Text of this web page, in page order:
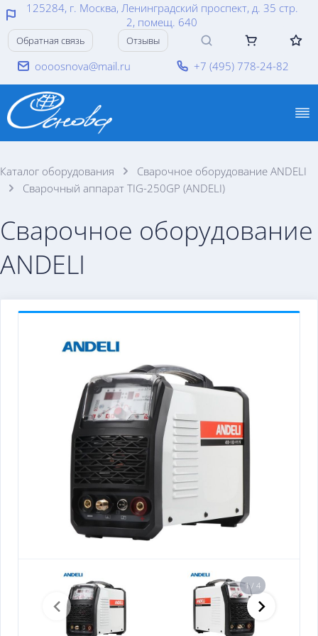
125284, г. Москва, Ленинградский проспект, д. 35 стр.
2, помещ. 640
oooosnova@mail.ru +7 (495) 778-24-82
Обратная связь Отзывы
Каталог оборудования
Сварочное оборудование ANDELI
Сварочный аппарат TIG-250GP (ANDELI)
Сварочное оборудование
ANDELI
1 / 4